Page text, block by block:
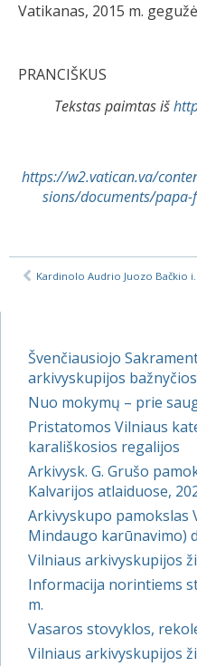
Vatikanas, 2015 m.
PRANCIŠKUS
Tekstas paimtas iš
https://w2.vatican.va/
sions/documents/papa-
Švenčiausiojo
arkivyskupijos
Nuo mokymų – prie
Pristatomos Vilniaus
karališkosios regalijos
Arkivysk. G. Grušo
Kalvarijos atlaiduose,
Arkivyskupo pamokslas
Mindaugo karūnavimo)
Vilniaus arkivyskupijos
Informacija norintiems
m.
Vasaros stovyklos,
Vilniaus arkivyskupijos